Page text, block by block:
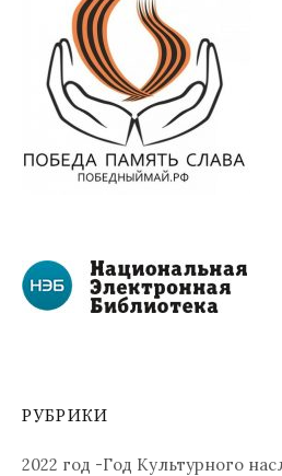
РУБРИКИ
2022 год -Год Культурного